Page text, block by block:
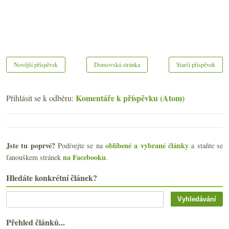
Novější příspěvek Starší příspěvek
Domovská stránka
Přihlásit se k odběru: Komentáře k příspěvku (Atom)
Jste tu poprvé?Podívejte se naoblíbené a vybrané články a staňte se
fanouškem stránek na Facebooku.
Hledáte konkrétní článek?
Přehled článků...